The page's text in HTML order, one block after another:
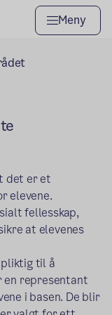
Meny
det er et
elevene.
fellesskap,
at elevenes
til å
en representant
i basen. De blir